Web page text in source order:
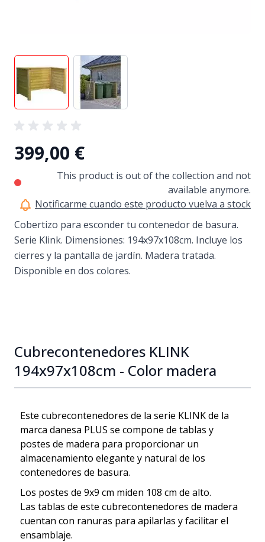
View larger imageView larger image
399,00 €
This product is out of the collection and not
available anymore.
Notificarme cuando este producto vuelva a stock
Cobertizo para esconder tu contenedor de basura.
Serie Klink. Dimensiones: 194x97x108cm. Incluye los
cierres y la pantalla de jardín. Madera tratada.
Disponible en dos colores.
Cubrecontenedores KLINK
194x97x108cm - Color madera
Este cubrecontenedores de la serie KLINK de la
marca danesa PLUS se compone de tablas y
postes de madera para proporcionar un
almacenamiento elegante y natural de los
contenedores de basura.
Los postes de 9x9 cm miden 108 cm de alto.
Las tablas de este cubrecontenedores de madera
cuentan con ranuras para apilarlas y facilitar el
ensamblaje.